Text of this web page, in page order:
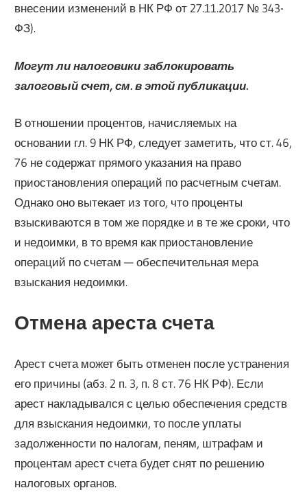
внесении изменений в НК РФ от 27.11.2017 № 343-
ФЗ).
Могут ли налоговики заблокировать
залоговый счет, см. в этой публикации.
В отношении процентов, начисляемых на
основании гл. 9 НК РФ, следует заметить, что ст. 46,
76 не содержат прямого указания на право
приостановления операций по расчетным счетам.
Однако оно вытекает из того, что проценты
взыскиваются в том же порядке и в те же сроки, что
и недоимки, в то время как приостановление
операций по счетам — обеспечительная мера
взыскания недоимки.
Отмена ареста счета
Арест счета может быть отменен после устранения
его причины (абз. 2 п. 3, п. 8 ст. 76 НК РФ). Если
арест накладывался с целью обеспечения средств
для взыскания недоимки, то после уплаты
задолженности по налогам, пеням, штрафам и
процентам арест счета будет снят по решению
налоговых органов.